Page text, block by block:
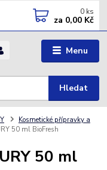
Menu
Hledat
0 ks
za 0,00 Kč
Kosmetické přípravky a
50 ml BioFresh
50 ml